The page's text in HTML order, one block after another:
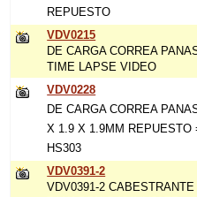
REPUESTO
VDV0215
DE CARGA CORREA
TIME LAPSE VIDEO
VDV0228
DE CARGA CORREA
X 1.9 X 1.9MM REPUESTO
HS303
VDV0391-2
VDV0391-2